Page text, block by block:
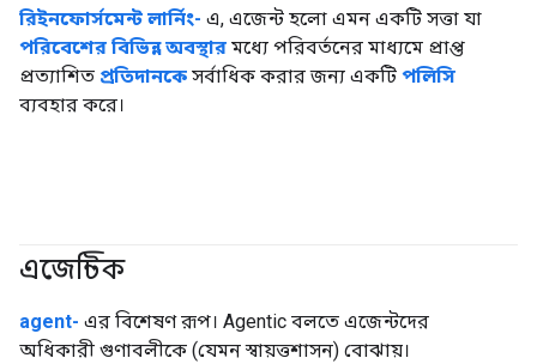
রিইনফোর্সমেন্ট লার্নিং- এ, এজেন্ট হলো এমন একটি সত্তা যা
পরিবেশের বিভিন্ন অবস্থার মধ্যে পরিবর্তনের মাধ্যমে প্রাপ্ত
প্রত্যাশিত প্রতিদানকে সর্বাধিক করার জন্য একটি পলিসি
ব্যবহার করে।
এজেন্টিক
agent- এর বিশেষণ রূপ। Agentic বলতে এজেন্টদের
অধিকারী গুণাবলীকে (যেমন স্বায়ত্তশাসন) বোঝায়।